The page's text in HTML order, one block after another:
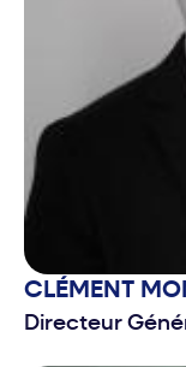
CLÉMENT
Directeur